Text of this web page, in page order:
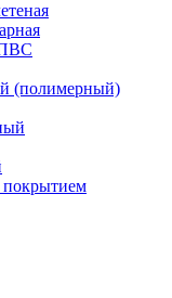
(полимерный)